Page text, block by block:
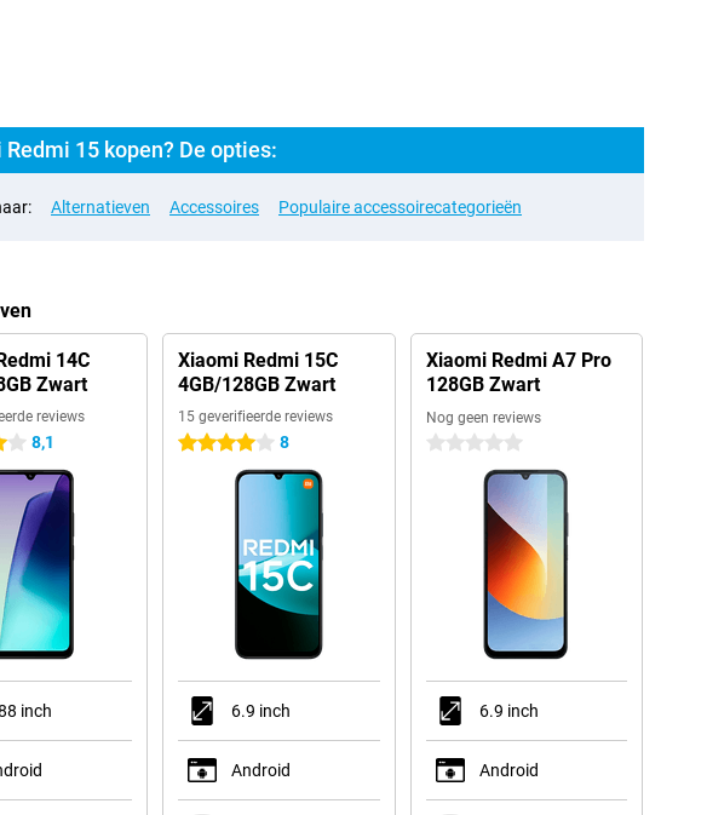
15 kopen? De opties:
Alternatieven Accessoires Populaire accessoirecategorieën
14C
Zwart
reviews
8,1
inch
Xiaomi Redmi 15C
4GB/128GB Zwart
15 geverifieerde reviews
4 sterren 8
6.9 inch
Android
Xiaomi Redmi A7 Pro
128GB Zwart
Nog geen reviews
0 sterren
6.9 inch
Android